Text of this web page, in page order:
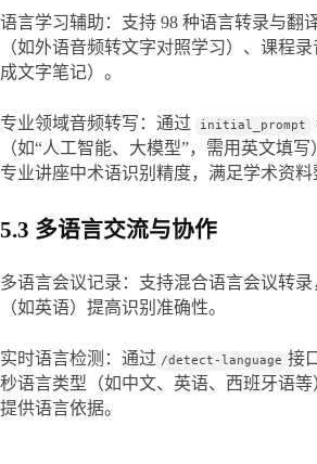
语言学习辅助：支持 98 种语言转录与翻
（如外语音频转文字对照学习）、课程
成文字笔记）。
专业领域音频转写：通过 initial_prompt
（如“人工智能、大模型”，需用英文填写
专业讲座中术语识别精度，满足学术资料
5.3 多语言交流与协作
多语言会议记录：支持混合语言会议转
（如英语）提高识别准确性。
实时语言检测：通过 /detect-language 接
秒语言类型（如中文、英语、西班牙语
提供语言依据。